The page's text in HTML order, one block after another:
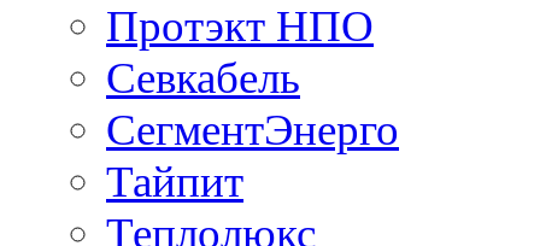
Протэкт НПО
Севкабель
СегментЭнерго
Тайпит
Теплолюкс